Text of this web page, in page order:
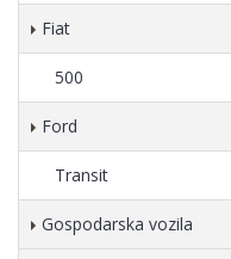
Fiat
500
Ford
Transit
Gospodarska vozila